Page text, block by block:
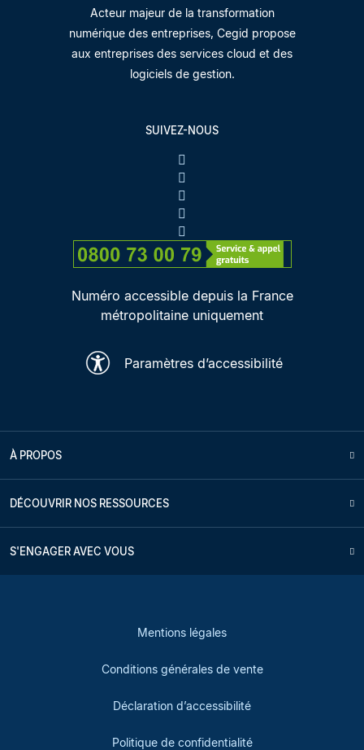
Acteur majeur de la transformation
numérique des entreprises, Cegid propose
aux entreprises des services cloud et des
logiciels de gestion.
SUIVEZ-NOUS
Numéro accessible depuis la France
métropolitaine uniquement
Paramètres d’accessibilité
À PROPOS
DÉCOUVRIR NOS RESSOURCES
S'ENGAGER AVEC VOUS
Mentions légales
Conditions générales de vente
Déclaration d’accessibilité
Politique de confidentialité